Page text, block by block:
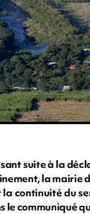
suite à la
la mairie
la continuité du
communiqué